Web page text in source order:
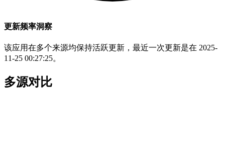
更新频率洞察
该应用在多个来源均保持活跃更新，最近一次更新是在 2025-
11-25 00:27:25。
多源对比